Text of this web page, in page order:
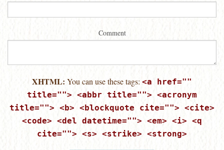
Comment
XHTML: You can use these tags: <a href=""
title=""> <abbr title=""> <acronym
title=""> <b> <blockquote cite=""> <cite>
<code> <del datetime=""> <em> <i> <q
cite=""> <s> <strike> <strong>